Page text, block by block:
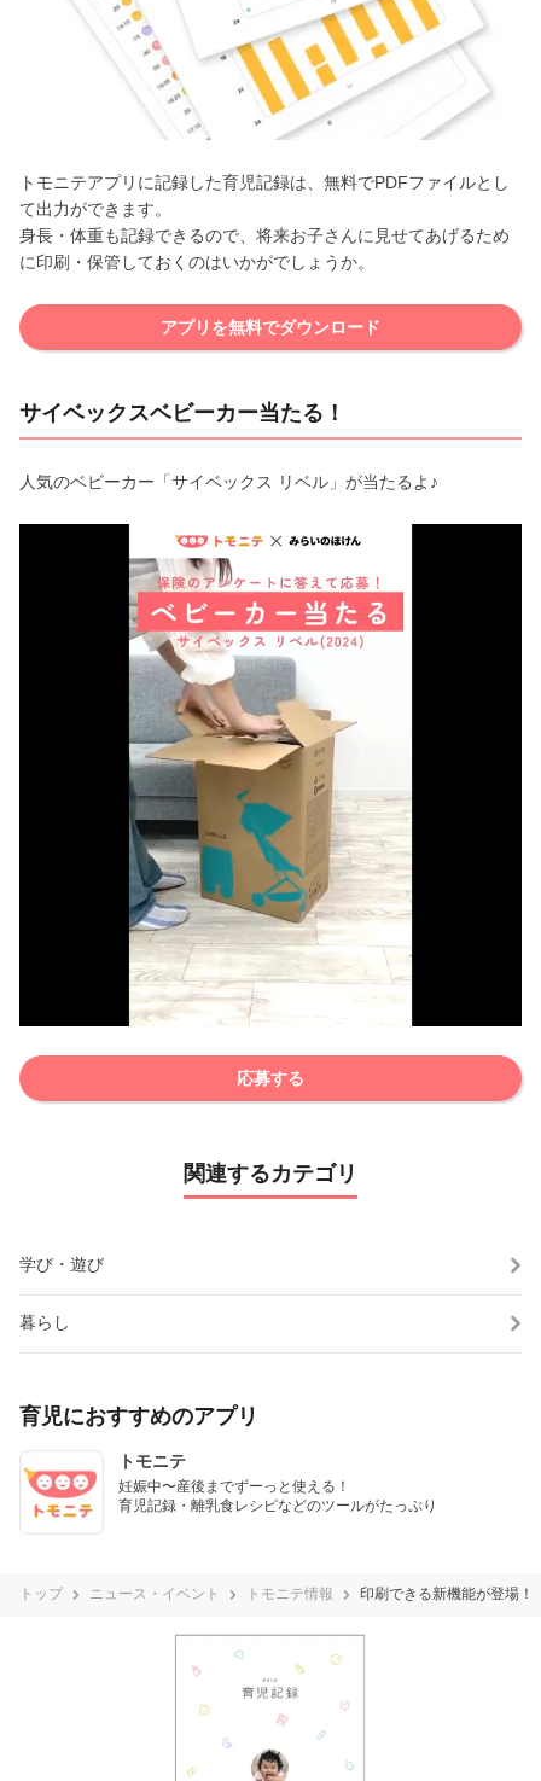
トモニテアプリに記録した育児記録は、無料でPDFファイルとし
て出力ができます。
身長・体重も記録できるので、将来お子さんに見せてあげるため
に印刷・保管しておくのはいかがでしょうか。
アプリを無料でダウンロード
サイベックスベビーカー当たる！
人気のベビーカー「サイベックス リベル」が当たるよ♪
応募する
関連するカテゴリ
学び・遊び
暮らし
育児におすすめのアプリ
トモニテ
妊娠中〜産後までずーっと使える！
育児記録・離乳食レシピなどのツールがたっぷり
トップ ニュース・イベント トモニテ情報 印刷できる新機能が登場